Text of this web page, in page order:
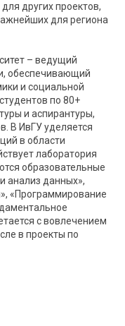
других проектов,
для региона
– ведущий
обеспечивающий
и социальной
по 80+
и аспирантуры,
В ИвГУ уделяется
в области
лаборатория
образовательные
анализ данных»,
«Программирование
с вовлечением
в проекты по